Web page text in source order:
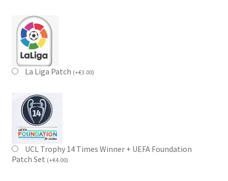
La Liga Patch (+€3.00)
UCL Trophy 14 Times Winner + UEFA Foundation
Patch Set (+€4.00)